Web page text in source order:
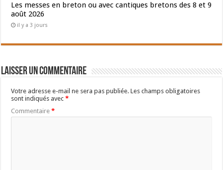
Les messes en breton ou avec cantiques bretons des 8 et 9
août 2026
il y a 3 jours
Laisser un commentaire
Votre adresse e-mail ne sera pas publiée. Les champs obligatoires
sont indiqués avec*
Commentaire*